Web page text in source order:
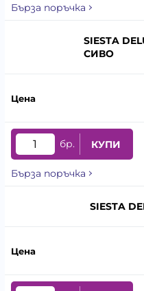
Бърза поръчка
SIESTA
СИВО
бр. КУПИ
Бърза поръчка
SIESTA